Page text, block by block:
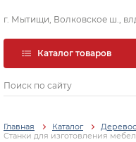
г. Мытищи, Волковское ш.,
Каталог товаров
Главная Каталог
Станки для изготовления